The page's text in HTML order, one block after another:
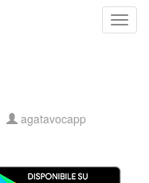
agatavocapp